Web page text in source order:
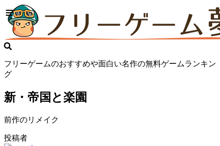
フリーゲームのおすすめや面白い名作の無料ゲームランキン
グ
新・帝国と楽園
前作のリメイク
投稿者